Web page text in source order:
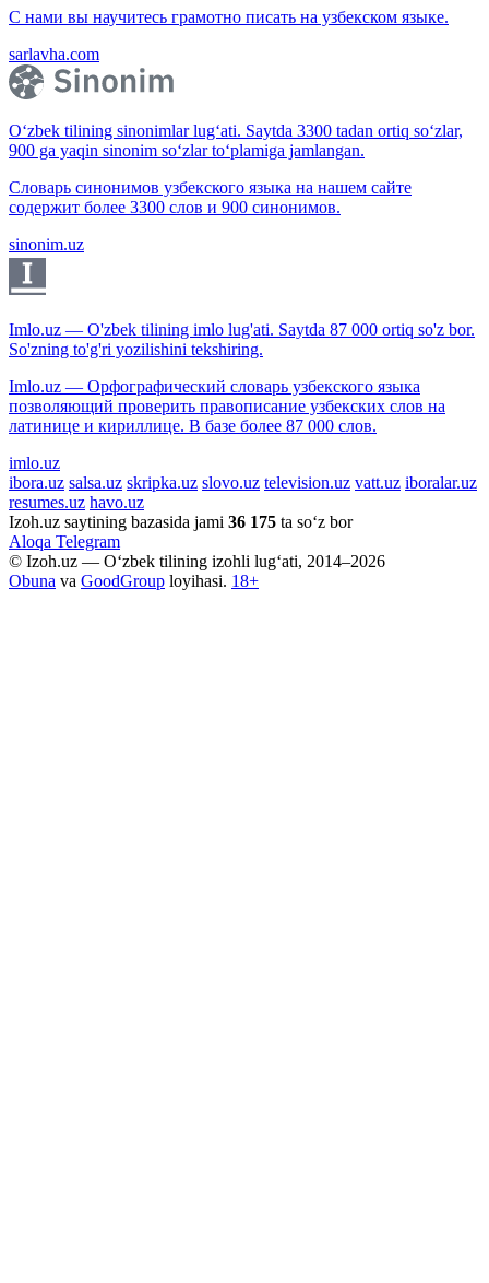
С нами вы научитесь грамотно писать на узбекском языке.
sarlavha.com
O‘zbek tilining sinonimlar lug‘ati. Saytda 3300 tadan ortiq so‘zlar,
900 ga yaqin sinonim so‘zlar to‘plamiga jamlangan.
Словарь синонимов узбекского языка на нашем сайте
содержит более 3300 слов и 900 синонимов.
sinonim.uz
Imlo.uz — O'zbek tilining imlo lug'ati. Saytda 87 000 ortiq so'z bor.
So'zning to'g'ri yozilishini tekshiring.
Imlo.uz — Орфографический словарь узбекского языка
позволяющий проверить правописание узбекских слов на
латинице и кириллице. В базе более 87 000 слов.
imlo.uz
ibora.uz salsa.uz skripka.uz slovo.uz television.uz vatt.uz iboralar.uz
resumes.uz havo.uz
Izoh.uz saytining bazasida jami 36 175 ta so‘z bor
Aloqa Telegram
© Izoh.uz — O‘zbek tilining izohli lug‘ati, 2014–2026
Obuna va GoodGroup loyihasi. 18+